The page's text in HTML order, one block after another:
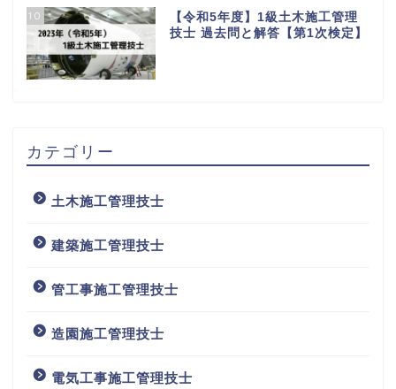
10
【令和5年度】1級土木施工管理
技士 過去問と解答【第1次検定】
カテゴリー
土木施工管理技士
建築施工管理技士
管工事施工管理技士
造園施工管理技士
電気工事施工管理技士